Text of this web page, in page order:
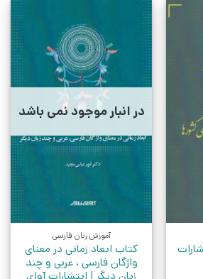
در انبار موجود نمی باشد
آموزش زبان فارسی
کتاب ابعاد زمانی در معنای
واژگان فارسی ، عربی و چند